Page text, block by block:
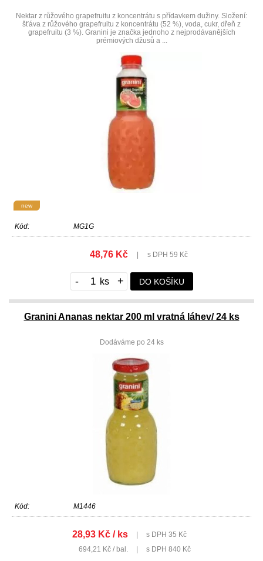
Nektar z růžového grapefruitu z koncentrátu s přídavkem dužiny. Složení:
šťáva z růžového grapefruitu z koncentrátu (52 %), voda, cukr, dřeň z
grapefruitu (3 %). Granini je značka jednoho z nejprodávanějších
prémiových džusů a ...
new
Kód: MG1G
48,76 Kč s DPH 59 Kč
- + DO KOŠÍKU
Granini Ananas nektar 200 ml vratná láhev/ 24 ks
Dodáváme po 24 ks
Kód: M1446
28,93 Kč / ks
s DPH 35 Kč
694,21 Kč / bal.
s DPH 840 Kč